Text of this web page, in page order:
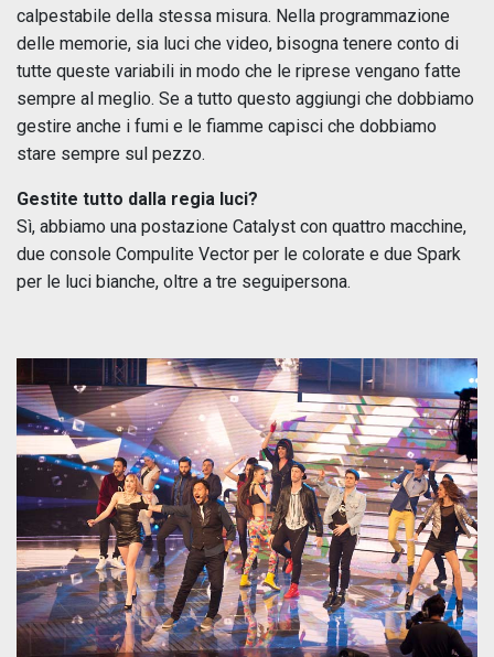
calpestabile della stessa misura. Nella programmazione
delle memorie, sia luci che video, bisogna tenere conto di
tutte queste variabili in modo che le riprese vengano fatte
sempre al meglio. Se a tutto questo aggiungi che dobbiamo
gestire anche i fumi e le fiamme capisci che dobbiamo
stare sempre sul pezzo.
Gestite tutto dalla regia luci?
Sì, abbiamo una postazione Catalyst con quattro macchine,
due console Compulite Vector per le colorate e due Spark
per le luci bianche, oltre a tre seguipersona.